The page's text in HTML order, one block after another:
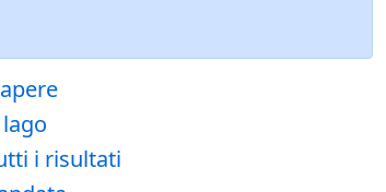
i risultati